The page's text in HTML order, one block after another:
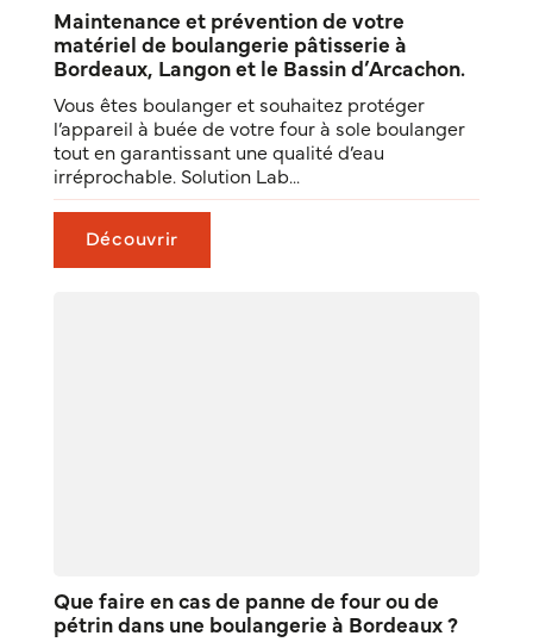
Maintenance et prévention de votre
matériel de boulangerie pâtisserie à
Bordeaux, Langon et le Bassin d’Arcachon.
Vous êtes boulanger et souhaitez protéger
l’appareil à buée de votre four à sole boulanger
tout en garantissant une qualité d’eau
irréprochable. Solution Lab...
Découvrir
Que faire en cas de panne de four ou de
pétrin dans une boulangerie à Bordeaux ?